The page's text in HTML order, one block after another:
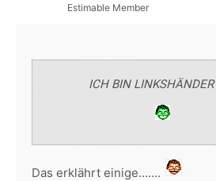
Estimable Member
ICH BIN LINKSHÄNDER
Das erklährt einige.......